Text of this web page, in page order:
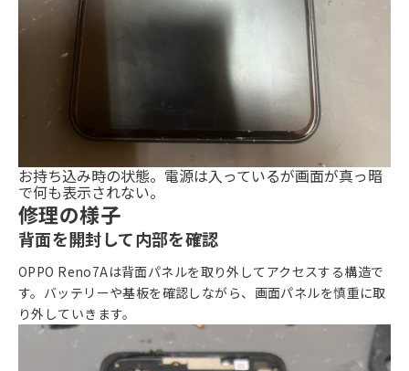
お持ち込み時の状態。電源は入っているが画面が真っ暗
で何も表示されない。
修理の様子
背面を開封して内部を確認
OPPO Reno7Aは背面パネルを取り外してアクセスする構造で
す。バッテリーや基板を確認しながら、画面パネルを慎重に取
り外していきます。